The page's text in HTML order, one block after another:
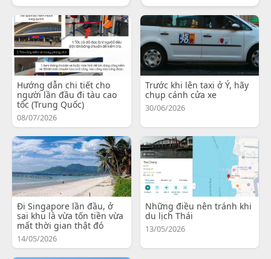
Hướng dẫn chi tiết cho
người lần đầu đi tàu cao
tốc (Trung Quốc)
08/07/2026
Trước khi lên taxi ở Ý, hãy
chụp cánh cửa xe
30/06/2026
Đi Singapore lần đầu, ở
sai khu là vừa tốn tiền vừa
mất thời gian thật đó
14/05/2026
Những điều nên tránh khi
du lịch Thái
13/05/2026